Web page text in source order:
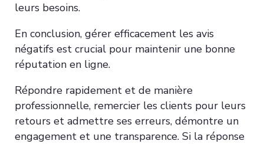
leurs besoins.
En conclusion, gérer efficacement les avis
négatifs est crucial pour maintenir une bonne
réputation en ligne.
Répondre rapidement et de manière
professionnelle, remercier les clients pour leurs
retours et admettre ses erreurs, démontre un
engagement et une transparence. Si la réponse